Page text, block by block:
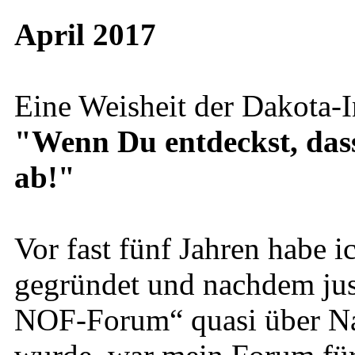
April 2017
Eine Weisheit der Dakota-
"Wenn Du entdeckst,
ab!"
Vor fast fünf Jahren habe
gegründet und nachdem
NOF-Forum“ quasi über